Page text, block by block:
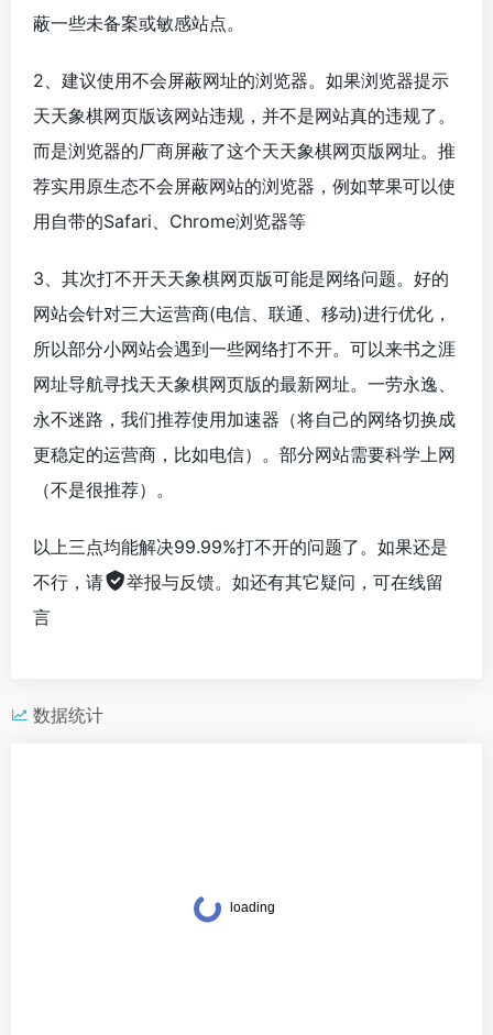
蔽一些未备案或敏感站点。
2、建议使用不会屏蔽网址的浏览器。如果浏览器提示
天天象棋网页版该网站违规，并不是网站真的违规了。
而是浏览器的厂商屏蔽了这个天天象棋网页版网址。推
荐实用原生态不会屏蔽网站的浏览器，例如苹果可以使
用自带的Safari、Chrome浏览器等
3、其次打不开天天象棋网页版可能是网络问题。好的
网站会针对三大运营商(电信、联通、移动)进行优化，
所以部分小网站会遇到一些网络打不开。可以来书之涯
网址导航寻找天天象棋网页版的最新网址。一劳永逸、
永不迷路，我们推荐使用加速器（将自己的网络切换成
更稳定的运营商，比如电信）。部分网站需要科学上网
（不是很推荐）。
以上三点均能解决99.99%打不开的问题了。如果还是
不行，请
举报与反馈。如还有其它疑问，可在线留
言
数据统计